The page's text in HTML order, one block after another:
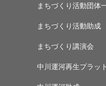
まちづくり活動団体
まちづくり活動助成
まちづくり講演会
中川運河再生プラッ